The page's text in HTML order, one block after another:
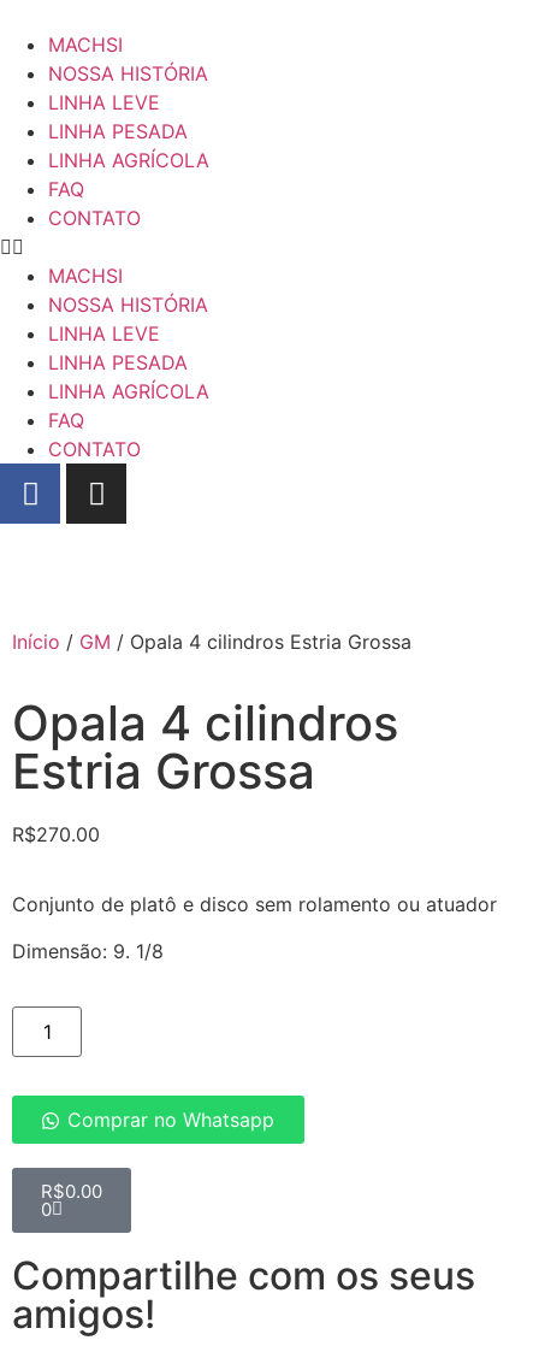
MACHSI
NOSSA HISTÓRIA
LINHA LEVE
LINHA PESADA
LINHA AGRÍCOLA
FAQ
CONTATO
MACHSI
NOSSA HISTÓRIA
LINHA LEVE
LINHA PESADA
LINHA AGRÍCOLA
FAQ
CONTATO
Início / GM / Opala 4 cilindros Estria Grossa
Opala 4 cilindros
Estria Grossa
R$270.00
Conjunto de platô e disco sem rolamento ou atuador
Dimensão: 9. 1/8
Comprar no Whatsapp
R$0.00
0
Compartilhe com os seus
amigos!